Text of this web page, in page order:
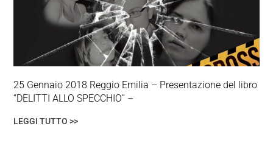
25 Gennaio 2018 Reggio Emilia – Presentazione del libro
“DELITTI ALLO SPECCHIO” –
LEGGI TUTTO >>